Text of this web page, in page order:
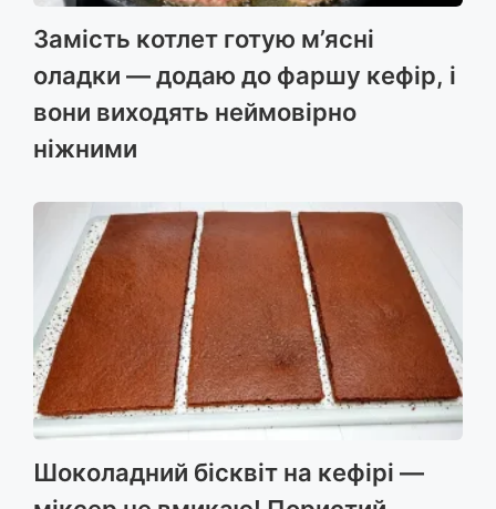
Замість котлет готую м’ясні
оладки — додаю до фаршу кефір, і
вони виходять неймовірно
ніжними
Шоколадний бісквіт на кефірі —